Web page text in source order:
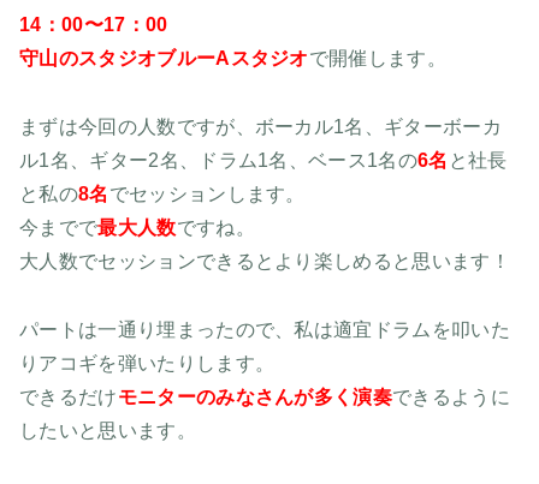
14：00〜17：00
守山のスタジオブルーAスタジオで開催します。
まずは今回の人数ですが、ボーカル1名、ギターボーカ
ル1名、ギター2名、ドラム1名、ベース1名の6名 と社長
と私の8名 でセッションします。
今までで最大人数ですね。
大人数でセッションできるとより楽しめると思います！
パートは一通り埋まったので、私は適宜ドラムを叩いた
りアコギを弾いたりします。
できるだけモニターのみなさんが多く演奏できるように
したいと思います。